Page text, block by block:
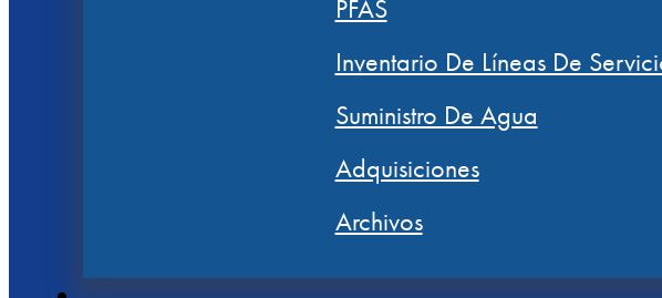
PFAS
Inventario De Líneas De
Suministro De Agua
Adquisiciones
Archivos